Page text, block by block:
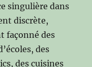
singulière dans
discrète,
façonné des
des
des cuisines